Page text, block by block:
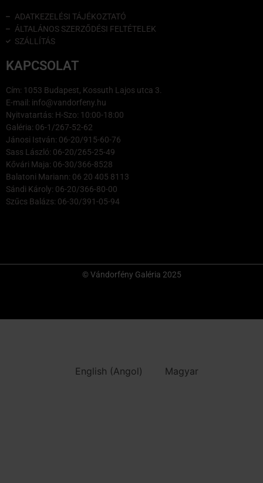
ADATKEZELÉSI TÁJÉKOZTATÓ
ÁLTALÁNOS SZERZŐDÉSI FELTÉTELEK
SZÁLLÍTÁS
KAPCSOLAT
Cím: 1053 Budapest, Kossuth Lajos utca 3.
E-mail: info@vandorfeny.hu
Nyitvatartás: H-Szo: 10:00-18:00
Galéria: 06-1/267-52-62
Jánosi István: 06-20/915-60-76
Sass László: 06-20/265-25-49
Kővári Maja: 06-30/366-8528
Balatoni Mariann: 06 20 405 8113
Sándi Károly: 06-20/366-80-00
Szűcs Balázs: 06-30/391-05-94
© Vándorfény Galéria 2025
English (Angol) Magyar